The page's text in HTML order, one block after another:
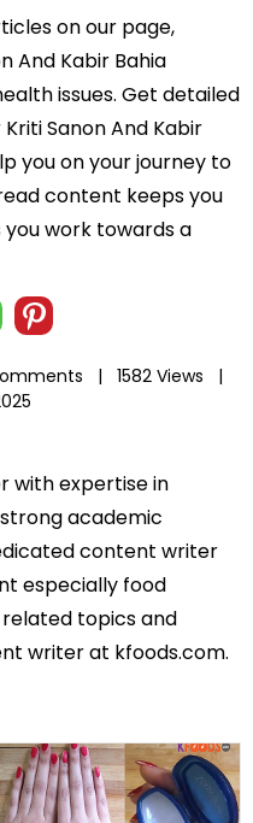
on our page,
And Kabir Bahia
issues. Get detailed
Sanon And Kabir
you on your journey to
content keeps you
work towards a
|
1582 Views |
with expertise in
academic
content writer
especially food
topics and
writer at kfoods.com.